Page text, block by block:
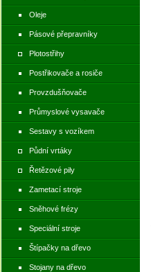
Oleje
Pásové přepravníky
Plotostřihy
Postřikovače a rosiče
Provzdušňovače
Průmyslové vysavače
Sestavy s vozíkem
Půdní vrtáky
Řetězové pily
Zametací stroje
Sněhové frézy
Speciální stroje
Štípačky na dřevo
Stojany na dřevo